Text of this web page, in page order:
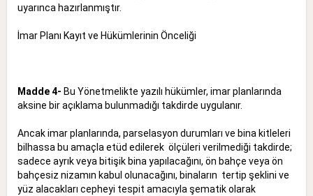
uyarınca hazırlanmıştır.
İmar Planı Kayıt ve Hükümlerinin Önceliği
Madde 4- Bu Yönetmelikte yazılı hükümler, imar planlarında
aksine bir açıklama bulunmadığı takdirde uygulanır.
Ancak imar planlarında, parselasyon durumları ve bina kitleleri
bilhassa bu amaçla etüd edilerek ölçüleri verilmediği takdirde;
sadece ayrık veya bitişik bina yapılacağını, ön bahçe veya ön
bahçesiz nizamın kabul olunacağını, binaların tertip şeklini ve
yüz alacakları cepheyi tespit amacıyla şematik olarak